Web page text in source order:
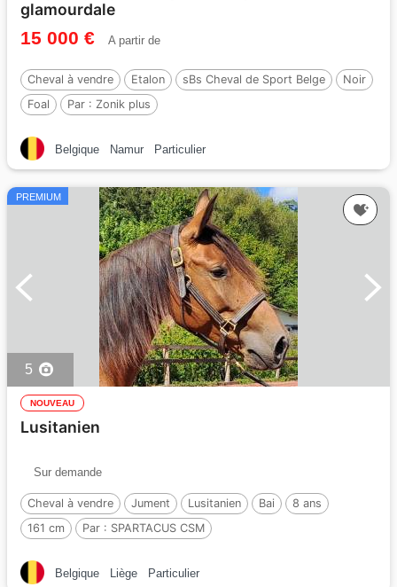
glamourdale
15 000 € A partir de
Cheval à vendre Etalon sBs Cheval de Sport Belge
Noir
Foal
Par : Zonik plus
Belgique Namur Particulier
PREMIUM
5
NOUVEAU
Lusitanien
Sur demande
Cheval à vendre Jument Lusitanien Bai
8 ans
161 cm
Par : SPARTACUS CSM
Belgique Liège Particulier